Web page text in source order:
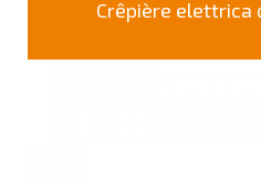
Crêpière elettrica